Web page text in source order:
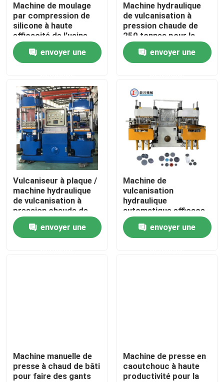
Aperçu
Produits
Vidéos
A propos de nous
Visite d'usine
VR SHOW
Machine de moulage
par compression de
silicone à haute
efficacité de l'usine
chinoise
envoyer une
Machine hydraulique
de vulcanisation à
pression chaude de
250 tonnes pour la
fabrication
d'ustensiles de cuisine
envoyer une
Vulcaniseur à plaque /
machine hydraulique
de vulcanisation à
pression chaude de
250 tonnes pour la
fabrication de
produits automobiles
envoyer une
Machine de
vulcanisation
hydraulique
automatique efficace
pour la fabrication de
bouchons en
caoutchouc
envoyer une
Machine manuelle de
presse à chaud de bâti
pour faire des gants
Machine de presse en
caoutchouc à haute
productivité pour la